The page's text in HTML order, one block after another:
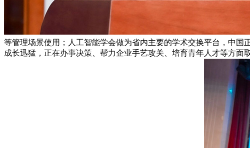
等管理场景使用；人工智能学会做为省内主要的学术交换平台，中
成长迅猛，正在办事决策、帮力企业手艺攻关、培育青年人才等方